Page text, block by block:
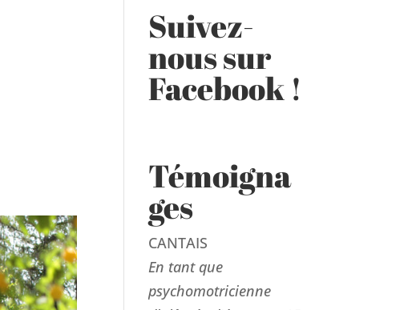
Suivez-
nous sur
Facebook !
Témoigna
ges
CANTAIS
En tant que
psychomotricienne